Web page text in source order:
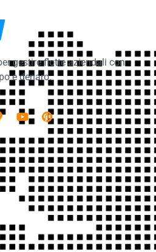
gestire flotte aziendali con
e denaro.